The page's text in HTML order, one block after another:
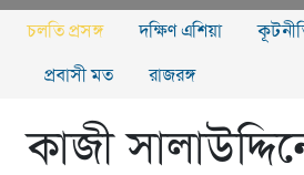
চলতি প্রসঙ্গ দক্ষিণ এশিয়া
প্রবাসী মত রাজরঙ্গ
কাজী